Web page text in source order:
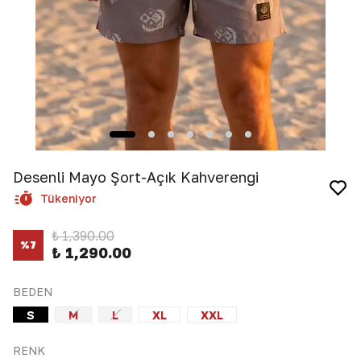
Desenli Mayo Şort-Açık Kahverengi
Tükeniyor
%7
₺ 1,390.00
₺ 1,290.00
BEDEN
S
M L XL XXL
RENK